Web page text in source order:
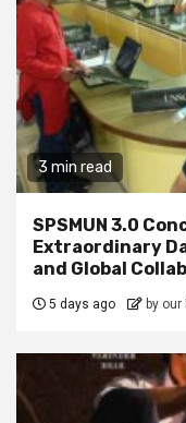
3 min read
SPSMUN 3.0
Extraordinary
and Global
5 days ago by